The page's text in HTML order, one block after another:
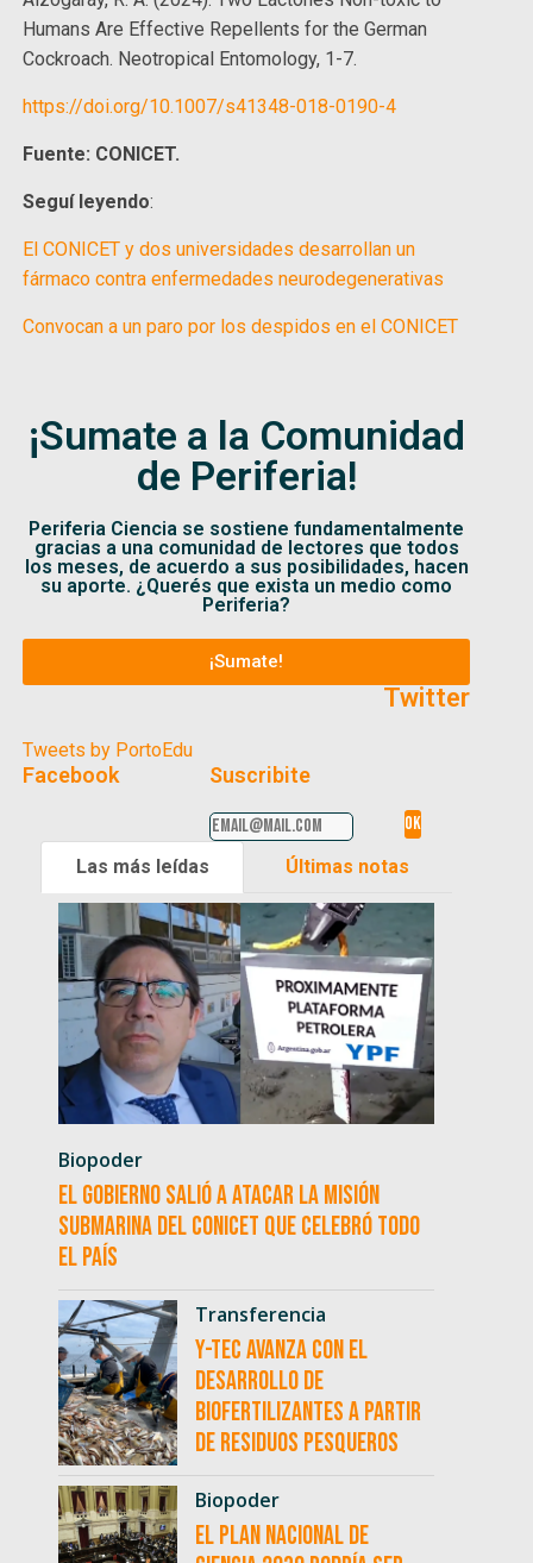
Humans Are Effective Repellents for the German
Cockroach. Neotropical Entomology, 1-7.
https://doi.org/10.1007/s41348-018-0190-4
Fuente: CONICET.
Seguí leyendo:
El CONICET y dos universidades desarrollan un
fármaco contra enfermedades neurodegenerativas
Convocan a un paro por los despidos en el CONICET
¡Sumate a la Comunidad
de Periferia!
Periferia Ciencia se sostiene fundamentalmente
gracias a una comunidad de lectores que todos
los meses, de acuerdo a sus posibilidades, hacen
su aporte. ¿Querés que exista un medio como
Periferia?
¡Sumate!
Twitter
Tweets by PortoEdu
Facebook Suscribite
Las más leídas Últimas notas
Biopoder
El Gobierno salió a atacar la misión
submarina del CONICET que celebró todo
el país
Transferencia
Y-TEC avanza con el
desarrollo de
biofertilizantes a partir
de residuos pesqueros
Biopoder
El Plan Nacional de